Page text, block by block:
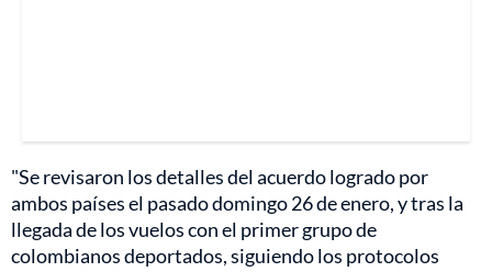
"Se revisaron los detalles del acuerdo logrado por
ambos países el pasado domingo 26 de enero, y tras la
llegada de los vuelos con el primer grupo de
colombianos deportados, siguiendo los protocolos